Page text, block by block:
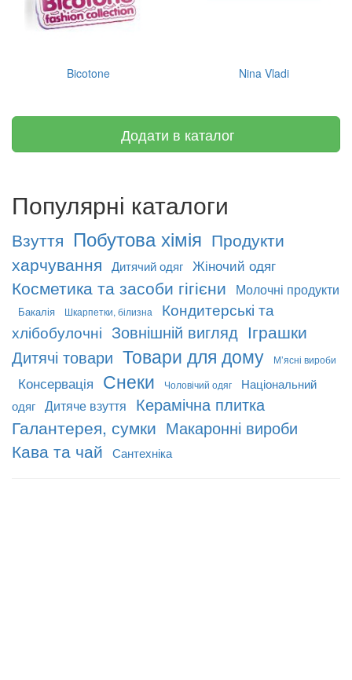
Bicotone Nina Vladi
Додати в каталог
Популярні каталоги
Взуття Побутова хімія Продукти
харчування
Дитячий одяг Жіночий одяг
Косметика та засоби гігієни Молочні продукти
Бакалія Шкарпетки, білизна
Кондитерські та
хлібобулочні Зовнішній вигляд Іграшки
Дитячі товари Товари для дому М’ясні вироби
Консервація Снеки Чоловічий одяг
Національний
одяг Дитяче взуття Керамічна плитка
Галантерея, сумки Макаронні вироби
Кава та чай Сантехніка